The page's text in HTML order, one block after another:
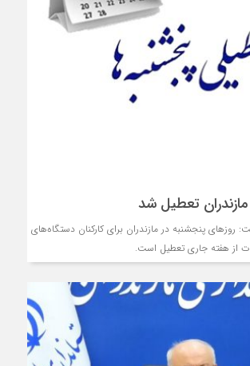
تعطیل شد
روزهای پنجشنبه در مازندران برای کارکنان دستگاه‌های
از هفته جاری تعطیل است.